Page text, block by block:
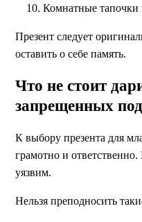
Комнатные тапочки
Презент следует
оставить о себе память.
Что не стоит
запрещенных
К выбору презента для
грамотно и
уязвим.
Нельзя преподносить